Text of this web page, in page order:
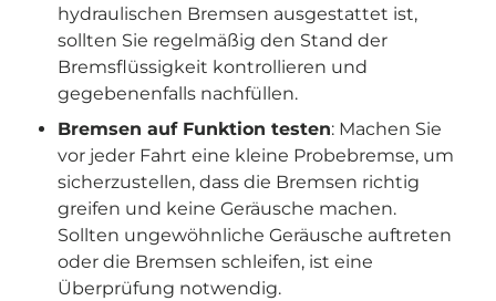
hydraulischen Bremsen ausgestattet ist,
sollten Sie regelmäßig den Stand der
Bremsflüssigkeit kontrollieren und
gegebenenfalls nachfüllen.
Bremsen auf Funktion testen: Machen Sie
vor jeder Fahrt eine kleine Probebremse, um
sicherzustellen, dass die Bremsen richtig
greifen und keine Geräusche machen.
Sollten ungewöhnliche Geräusche auftreten
oder die Bremsen schleifen, ist eine
Überprüfung notwendig.